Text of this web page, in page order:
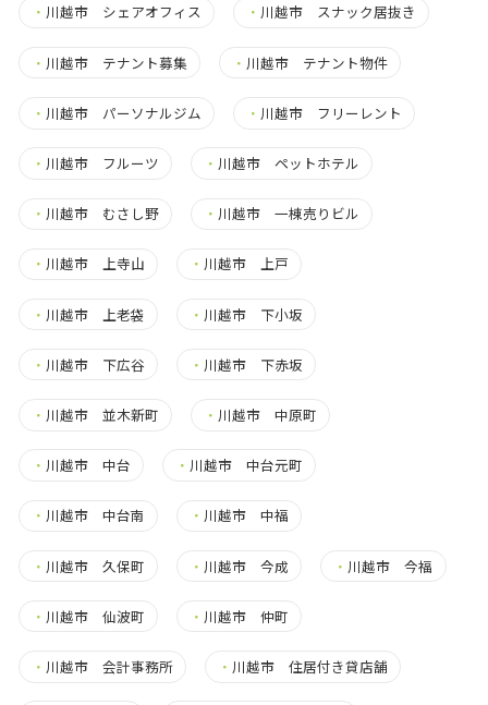
・ 川越市 シェアオフィス ・ 川越市 スナック居抜き
・ 川越市 テナント募集 ・ 川越市 テナント物件
・ 川越市 パーソナルジム ・ 川越市 フリーレント
・ 川越市 フルーツ ・ 川越市 ペットホテル
・ 川越市 むさし野 ・ 川越市 一棟売りビル
・ 川越市 上寺山 ・ 川越市 上戸
・ 川越市 上老袋 ・ 川越市 下小坂
・ 川越市 下広谷 ・ 川越市 下赤坂
・ 川越市 並木新町 ・ 川越市 中原町
・ 川越市 中台 ・ 川越市 中台元町
・ 川越市 中台南 ・ 川越市 中福
・ 川越市 久保町 ・ 川越市 今成 ・ 川越市 今福
・ 川越市 仙波町 ・ 川越市 仲町
・ 川越市 会計事務所 ・ 川越市 住居付き貸店舗